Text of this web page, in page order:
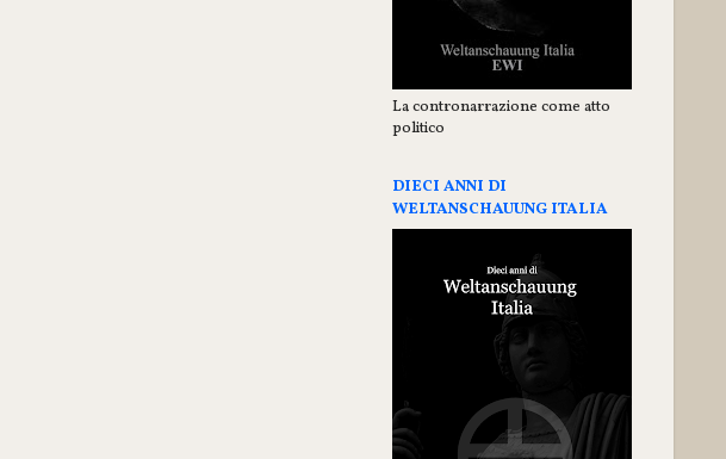
La contronarrazione come atto
politico
DIECI ANNI DI
WELTANSCHAUUNG ITALIA